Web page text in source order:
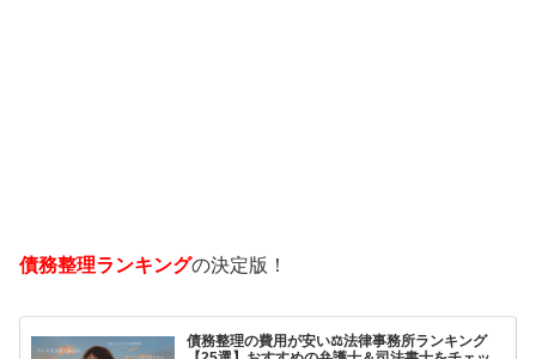
債務整理ランキングの決定版！
債務整理の費用が安い⚖️法律事務所ランキング